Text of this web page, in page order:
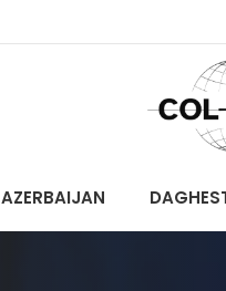
AZERBAIJAN